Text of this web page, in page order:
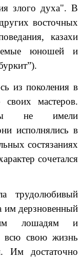
злого духа". В
восточных
казахи
юношей и
из поколения в
мастеров.
не имели
исполнялись в
состязаниях
сочетался
трудолюбивый
им дерзновенный
лошадям и
всю свою жизнь
Им достаточно